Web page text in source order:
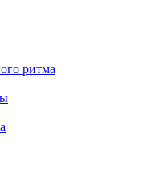
ритма